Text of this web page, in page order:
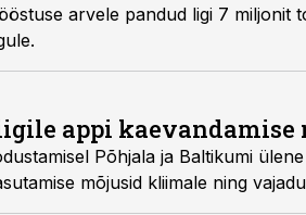
arvele pandud ligi 7 miljonit
appi kaevandamise
Põhjala ja Baltikumi
mõjusid kliimale ning